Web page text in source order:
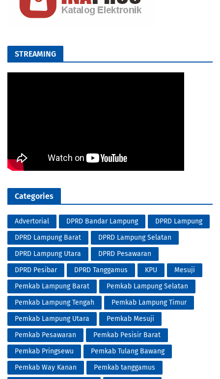
STREAMING
Categories
Advertorial DPRD Bandar Lampung
DPRD Lampung
DPRD Lampung Barat
DPRD Lampung Selatan
DPRD Lampung Utara
DPRD Pesawaran
DPRD Pesibar
DPRD Tanggamus KPU
Mesuji
Pemkab Lampung Barat
Pemkab Lampung Selatan
Pemkab Lampung Tengah
Pemkab Lampung Timur
Pemkab Lampung Utara
Pemkab Mesuji
Pemkab Pesawaran
Pemkab Pesisir Barat
Pemkab Pringsewu
Pemkab Tulang Bawang
Pemkab Way Kanan
Pemkab tanggamus